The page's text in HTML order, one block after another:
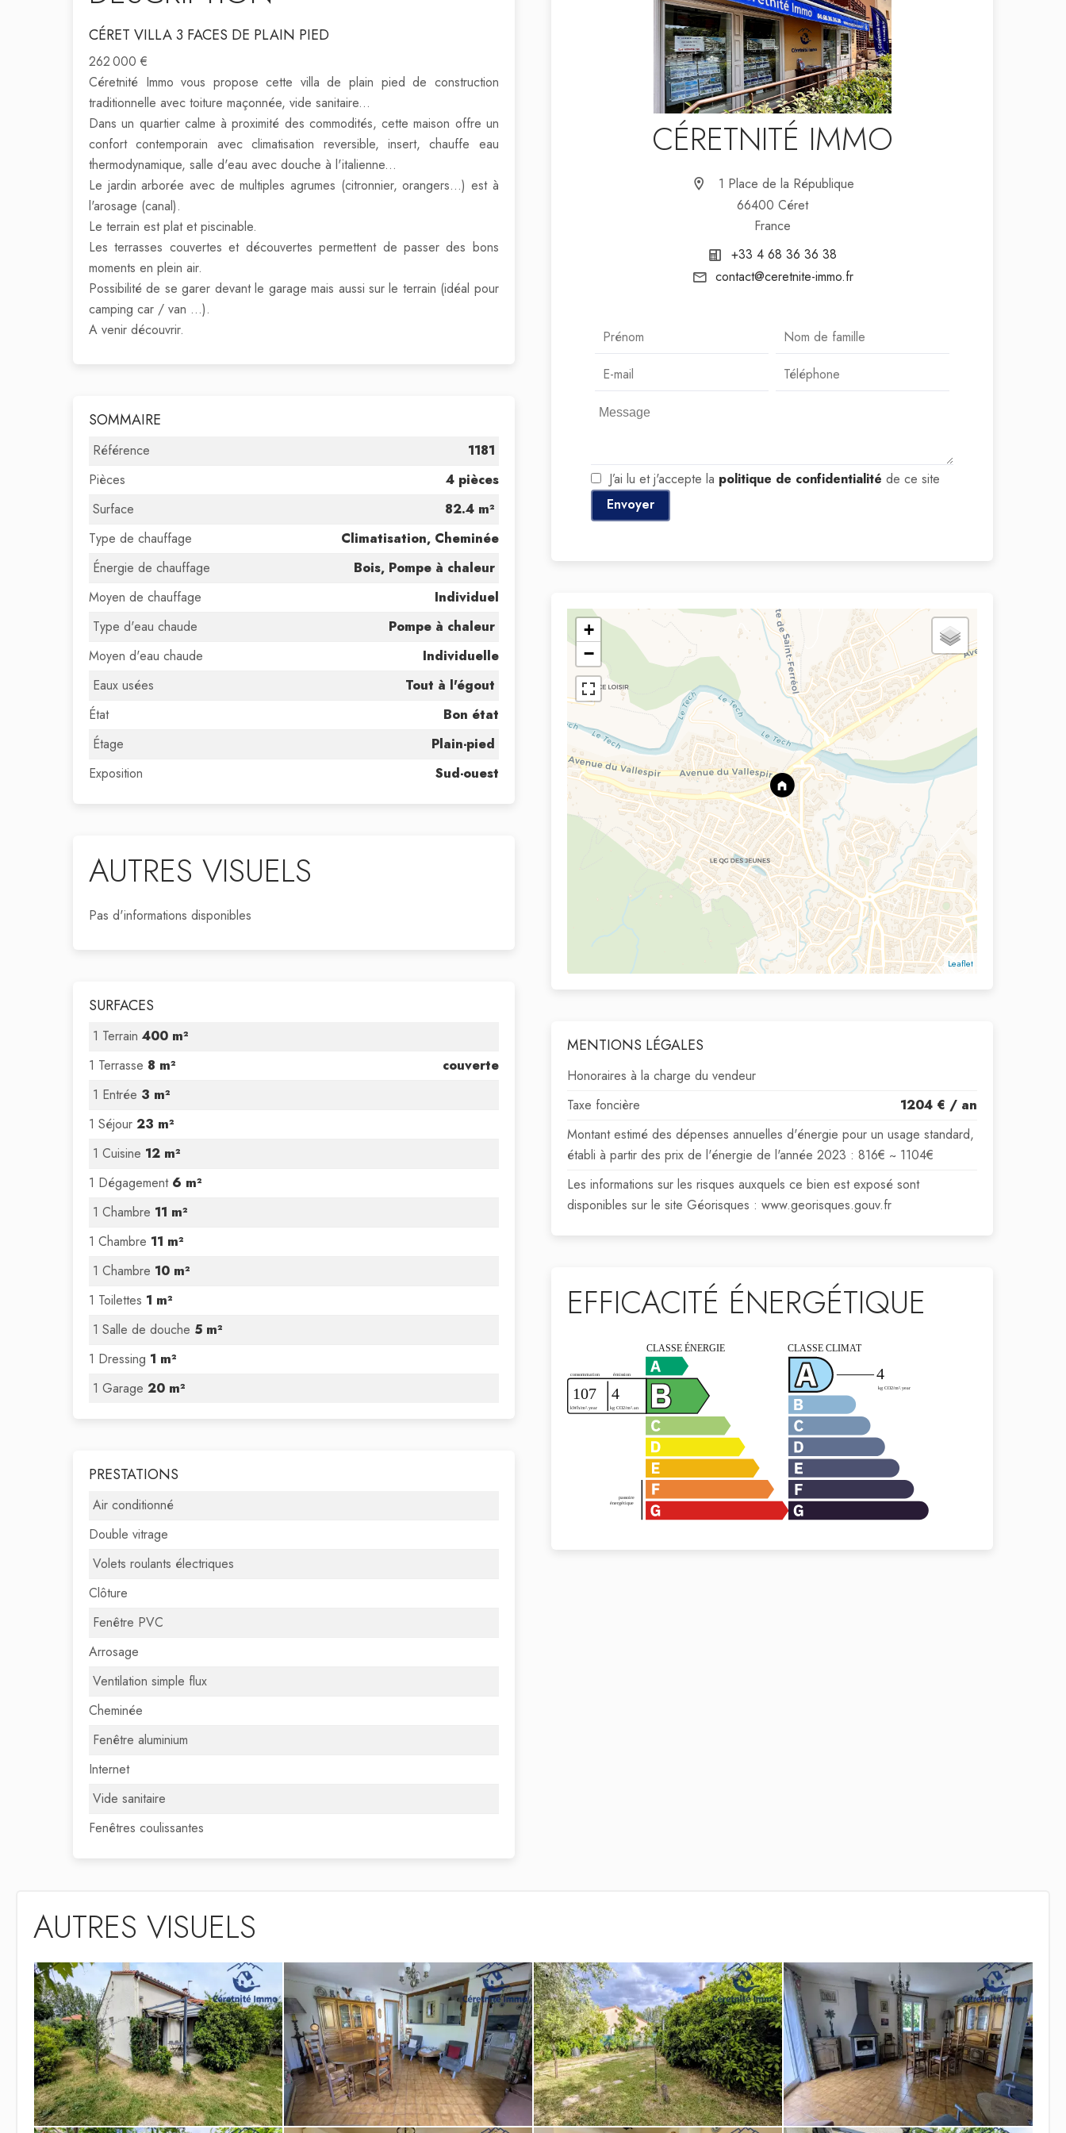
CÉRET VILLA 3 FACES DE PLAIN PIED
262 000 €
Céretnité Immo vous propose cette villa de plain pied de construction
traditionnelle avec toiture maçonnée, vide sanitaire...
Dans un quartier calme à proximité des commodités, cette maison offre un
confort contemporain avec climatisation reversible, insert, chauffe eau
thermodynamique, salle d'eau avec douche à l'italienne...
Le jardin arborée avec de multiples agrumes (citronnier, orangers...) est à
l'arosage (canal).
Le terrain est plat et piscinable.
Les terrasses couvertes et découvertes permettent de passer des bons
moments en plein air.
Possibilité de se garer devant le garage mais aussi sur le terrain (idéal pour
camping car / van ...).
A venir découvrir.
SOMMAIRE
Référence
1181
Pièces
4 pièces
Surface
82.4 m²
Type de chauffage
Climatisation, Cheminée
Énergie de chauffage
Bois, Pompe à chaleur
Moyen de chauffage
Individuel
Type d'eau chaude
Pompe à chaleur
Moyen d'eau chaude
Individuelle
Eaux usées
Tout à l'égout
État
Bon état
Étage
Plain-pied
Exposition
Sud-ouest
AUTRES VISUELS
Pas d'informations disponibles
SURFACES
1 Terrain 400 m²
1 Terrasse 8 m²
couverte
1 Entrée 3 m²
1 Séjour 23 m²
1 Cuisine 12 m²
1 Dégagement 6 m²
1 Chambre 11 m²
1 Chambre 11 m²
1 Chambre 10 m²
1 Toilettes 1 m²
1 Salle de douche 5 m²
1 Dressing 1 m²
1 Garage 20 m²
PRESTATIONS
Air conditionné
Double vitrage
Volets roulants électriques
Clôture
Fenêtre PVC
Arrosage
Ventilation simple flux
Cheminée
Fenêtre aluminium
Internet
Vide sanitaire
Fenêtres coulissantes
CÉRETNITÉ IMMO
1 Place de la République
66400 Céret
France
+33 4 68 36 36 38
contact@ceretnite-immo.fr
J’ai lu et j'accepte la politique de confidentialité de ce site
Envoyer
+
−
Leaflet
MENTIONS LÉGALES
Honoraires à la charge du vendeur
Taxe foncière
1204 € / an
Montant estimé des dépenses annuelles d'énergie pour un usage standard,
établi à partir des prix de l'énergie de l'année 2023 : 816€ ~ 1104€
Les informations sur les risques auxquels ce bien est exposé sont
disponibles sur le site Géorisques : www.georisques.gouv.fr
EFFICACITÉ ÉNERGÉTIQUE
AUTRES VISUELS